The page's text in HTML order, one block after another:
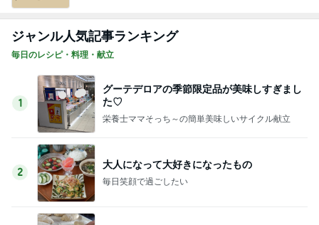
ジャンル人気記事ランキング
毎日のレシピ・料理・献立
1
グーテデロアの季節限定品が美味しすぎまし
た♡
栄養士ママそっち～の簡単美味しいサイクル献立
2
大人になって大好きになったもの
毎日笑顔で過ごしたい